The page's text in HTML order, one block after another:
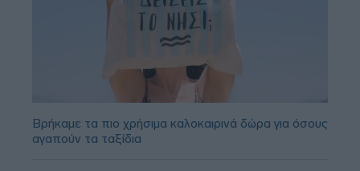
Βρήκαμε τα πιο χρήσιμα καλοκαιρινά δώρα για όσους
αγαπούν τα ταξίδια